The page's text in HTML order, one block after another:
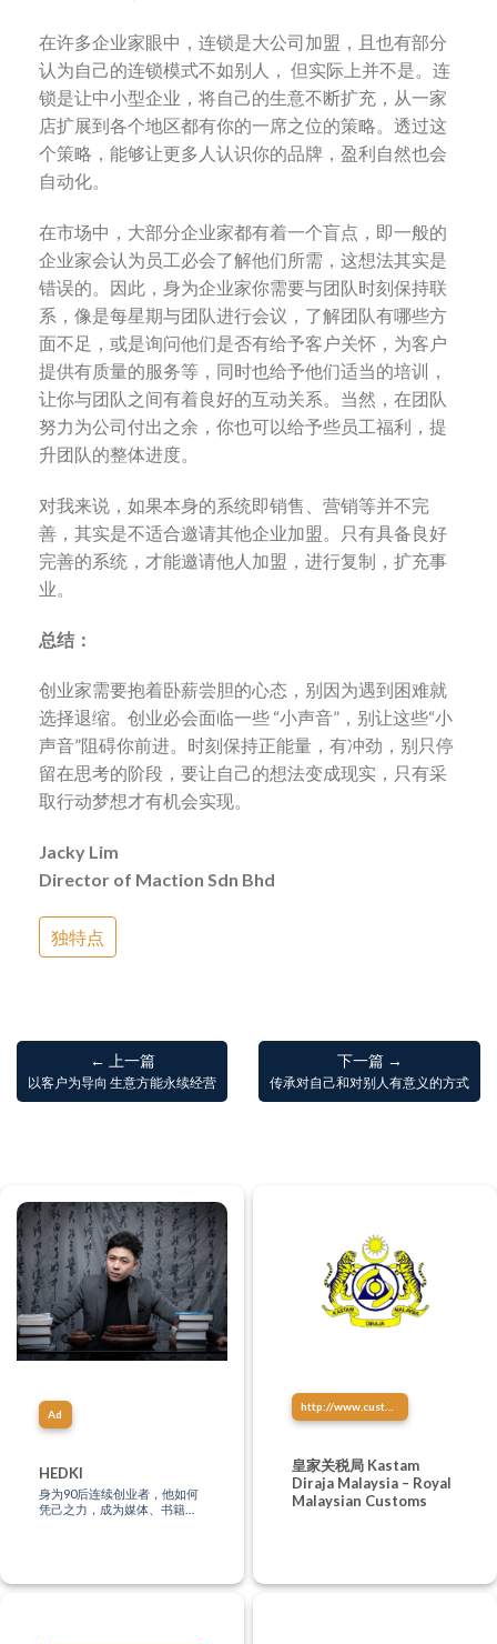
在许多企业家眼中，连锁是大公司加盟，且也有部分
认为自己的连锁模式不如别人， 但实际上并不是。连
锁是让中小型企业，将自己的生意不断扩充，从一家
店扩展到各个地区都有你的一席之位的策略。透过这
个策略，能够让更多人认识你的品牌，盈利自然也会
自动化。
在市场中，大部分企业家都有着一个盲点，即一般的
企业家会认为员工必会了解他们所需，这想法其实是
错误的。因此，身为企业家你需要与团队时刻保持联
系，像是每星期与团队进行会议，了解团队有哪些方
面不足，或是询问他们是否有给予客户关怀，为客户
提供有质量的服务等，同时也给予他们适当的培训，
让你与团队之间有着良好的互动关系。当然，在团队
努力为公司付出之余，你也可以给予些员工福利，提
升团队的整体进度。
对我来说，如果本身的系统即销售、营销等并不完
善，其实是不适合邀请其他企业加盟。只有具备良好
完善的系统，才能邀请他人加盟，进行复制，扩充事
业。
总结：
创业家需要抱着卧薪尝胆的心态，别因为遇到困难就
选择退缩。创业必会面临一些 “小声音”，别让这些“小
声音”阻碍你前进。时刻保持正能量，有冲劲，别只停
留在思考的阶段，要让自己的想法变成现实，只有采
取行动梦想才有机会实现。
Jacky Lim
Director of Maction Sdn Bhd
独特点
← 上一篇
以客户为导向 生意方能永续经营
下一篇 →
传承对自己和对别人有意义的方式
Ad
HEDKI
身为90后连续创业者，他如何
凭己之力，成为媒体、书籍、
http://www.customs.gov.my/
皇家关税局 Kastam
Diraja Malaysia – Royal
Malaysian Customs